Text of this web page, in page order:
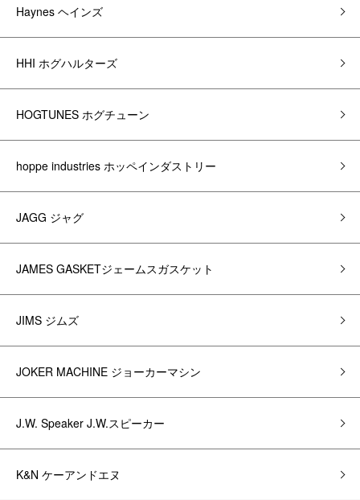
Haynes ヘインズ
HHI ホグハルターズ
HOGTUNES ホグチューン
hoppe industries ホッペインダストリー
JAGG ジャグ
JAMES GASKETジェームスガスケット
JIMS ジムズ
JOKER MACHINE ジョーカーマシン
J.W. Speaker J.W.スピーカー
K&N ケーアンドエヌ